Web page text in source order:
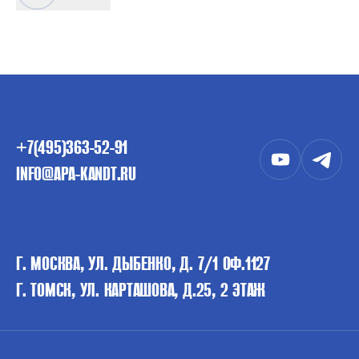
+7(495)363-52-91
INFO@APA-KANDT.RU
Г. МОСКВА, УЛ. ДЫБЕНКО, Д. 7/1 ОФ.1127
Г. ТОМСК, УЛ. КАРТАШОВА, Д.25, 2 ЭТАЖ